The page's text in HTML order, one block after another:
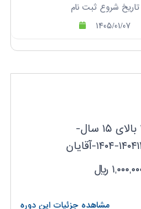
تاریخ شروع ثبت نام
۱۴۰۵/۰۱/۰۷
آموزش-شنا-سطح۱تا۴ بالای ۱۵ سال-
ریال
مشاهده جزئیات این دوره